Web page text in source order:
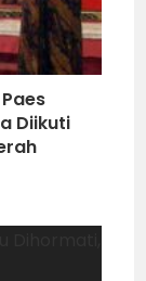
Diikuti